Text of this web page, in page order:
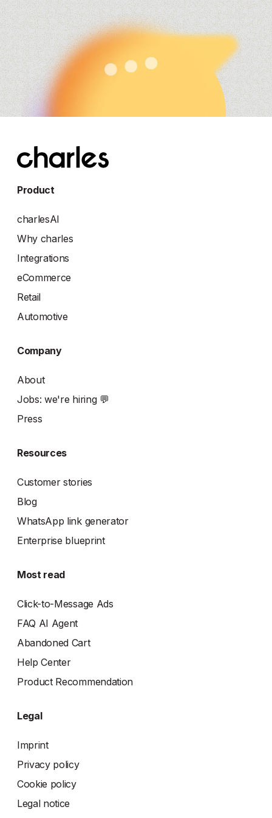
accurately understand user requests and provide the
most relevant responses.
Product
charlesAI
Why charles
Integrations
eCommerce
Retail
Automotive
Company
About
Jobs: we're hiring 💬
Press
Resources
Customer stories
Blog
WhatsApp link generator
Enterprise blueprint
Most read
Click-to-Message Ads
FAQ AI Agent
Abandoned Cart
Help Center
Product Recommendation
Legal
Imprint
Privacy policy
Cookie policy
Legal notice